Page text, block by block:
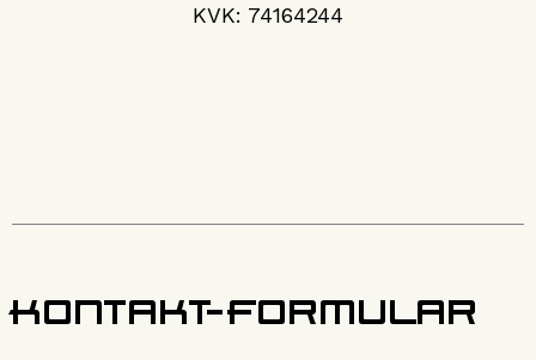
KVK: 74164244
Kontakt-Formular